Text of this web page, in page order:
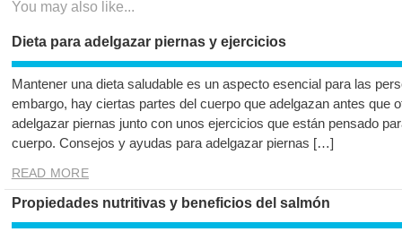
You may also like...
Dieta para adelgazar piernas y ejercicios
Mantener una dieta saludable es un aspecto esencial para las
embargo, hay ciertas partes del cuerpo que adelgazan antes que
adelgazar piernas junto con unos ejercicios que están pensado
cuerpo. Consejos y ayudas para adelgazar piernas […]
READ MORE
Propiedades nutritivas y beneficios del salmón